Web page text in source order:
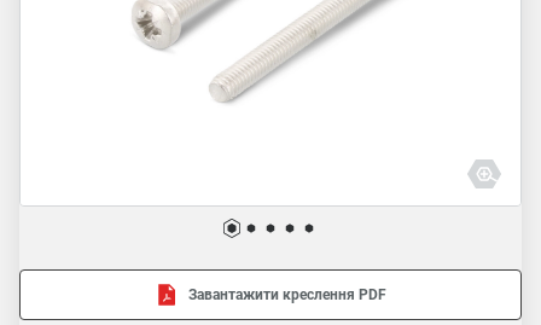
Завантажити креслення PDF